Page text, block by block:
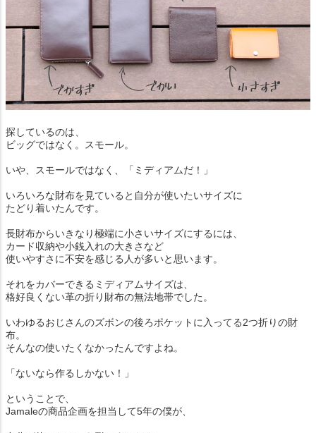
探しているのは、
ビッグではなく。スモール。
いや、スモールではなく、「ミディアムだ！」
いろいろな財布を見ていると自分が使いたいサイズに
たどり着いたんです。
長財布からいきなり極端に小さいサイズにするには、
カード収納や小銭入れの大きさなど
使いやすさに不安を感じる人が多いと思います。
それをカバーできるミディアムサイズは、
格好良くない革の折り財布の無法地帯でした。
いわゆるおじさんのズボンの後ろポケットに入ってる2つ折りの財
布。
そんなの使いたくなかったんですよね。
「ないなら作るしかない！」
ということで、
Jamaleの商品企画を担当して5年の僕が、